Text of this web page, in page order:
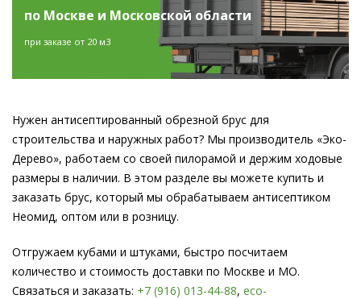
по Москве и Московской области
при заказе от 20 м3
Нужен антисептированный обрезной брус для
строительства и наружных работ? Мы производитель «Эко-
Дерево», работаем со своей пилорамой и держим ходовые
размеры в наличии. В этом разделе вы можете купить и
заказать брус, который мы обрабатываем антисептиком
Неомид, оптом или в розницу.
Отгружаем кубами и штуками, быстро посчитаем
количество и стоимость доставки по Москве и МО.
Связаться и заказать: +7 (916) 013-44-88, eco-